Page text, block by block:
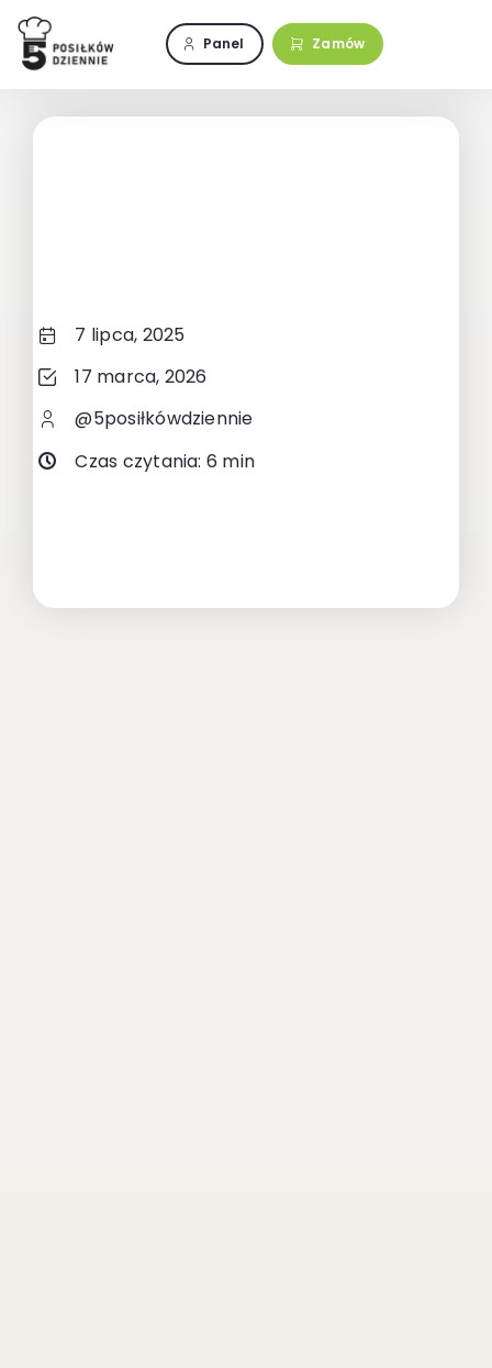
Przejdź
zawartości
Panel Zamów
7 lipca, 2025
17 marca, 2026
@5posiłkówdziennie
Czas czytania: 6 min